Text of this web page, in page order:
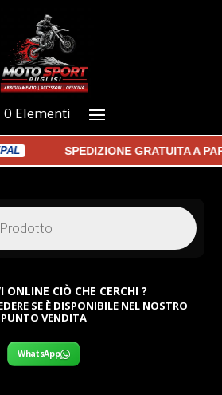
0 Elementi
SPEDIZIONE GRATUITA A
ONLINE CIÒ CHE CERCHI ?
SE È DISPONIBILE NEL NOSTRO
PUNTO VENDITA
WhatsApp